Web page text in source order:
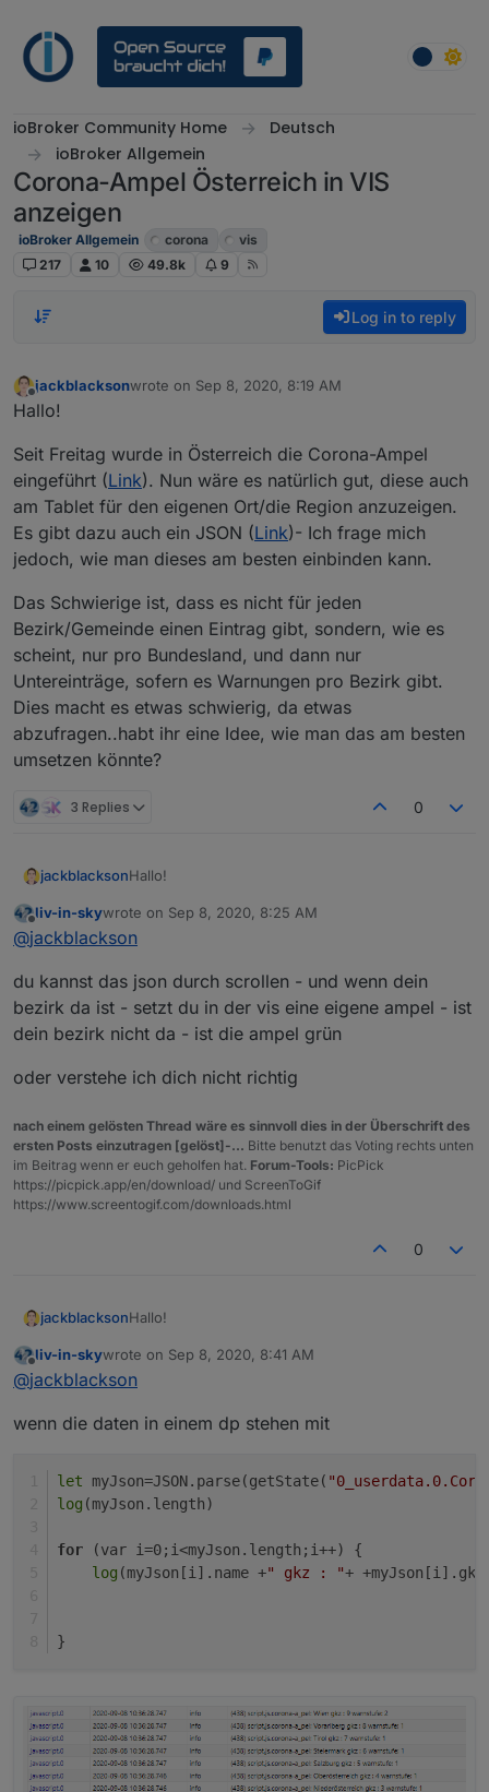
ioBroker Community Home
Deutsch
ioBroker Allgemein
Corona-Ampel Österreich in VIS
anzeigen
ioBroker Allgemein corona
vis
217
10 49.8k 9
Log in to reply
Offline
jackblacksonwrote on Sep 8, 2020, 8:19 AM
last edited by
Hallo!
Seit Freitag wurde in Österreich die Corona-Ampel
eingeführt (Link). Nun wäre es natürlich gut, diese auch
am Tablet für den eigenen Ort/die Region anzuzeigen.
Es gibt dazu auch ein JSON (Link)- Ich frage mich
jedoch, wie man dieses am besten einbinden kann.
Das Schwierige ist, dass es nicht für jeden
Bezirk/Gemeinde einen Eintrag gibt, sondern, wie es
scheint, nur pro Bundesland, und dann nur
Untereinträge, sofern es Warnungen pro Bezirk gibt.
Dies macht es etwas schwierig, da etwas
abzufragen..habt ihr eine Idee, wie man das am besten
umsetzen könnte?
3 Replies 0
jackblacksonHallo!
Seit Freitag wurde in Österreich die Corona-
Ampel eingeführt (
Ort/die Region anzuzeigen. Es gibt dazu auch ein
JSON ( Link )- Ich frage mich jedoch, wie man
dieses am besten einbinden kann.
Bezirk/Gemeinde einen Eintrag gibt, sondern,
wie es scheint, nur pro Bundesland, und dann
nur Untereinträge, sofern es Warnungen pro
Bezirk gibt. Dies macht es etwas schwierig, da
das am besten umsetzen könnte?
Offline
liv-in-skywrote on Sep 8, 2020, 8:25 AM
last edited by
@jackblackson
du kannst das json durch scrollen - und wenn dein
bezirk da ist - setzt du in der vis eine eigene ampel - ist
dein bezirk nicht da - ist die ampel grün
oder verstehe ich dich nicht richtig
nach einem gelösten Thread wäre es sinnvoll dies in der Überschrift des
ersten Posts einzutragen [gelöst]-... Bitte benutzt das Voting rechts unten
im Beitrag wenn er euch geholfen hat. Forum-Tools: PicPick
https://picpick.app/en/download/ und ScreenToGif
https://www.screentogif.com/downloads.html
0
jackblacksonHallo!
Seit Freitag wurde in Österreich die Corona-
Ampel eingeführt (
Ort/die Region anzuzeigen. Es gibt dazu auch ein
Bezirk/Gemeinde einen Eintrag gibt, sondern,
Bezirk gibt. Dies macht es etwas schwierig, da
etwas abzufragen..habt ihr eine Idee, wie man
Offline
liv-in-skywrote on Sep 8, 2020, 8:41 AM
last edited by
@jackblackson
wenn die daten in einem dp stehen mit
let myJson=JSON.parse(getState(
log (myJson.length)
for (var i=0;i<myJson.length;i++) {
log (myJson[i].name +" gkz : "+
}